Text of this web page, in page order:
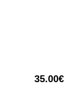
35.00